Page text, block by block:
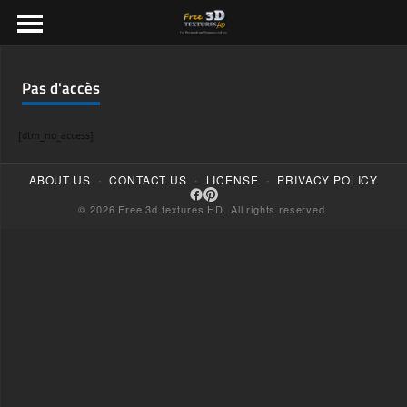
Pas d'accès
[dlm_no_access]
© 2026 Free 3d textures HD. All rights reserved.
ABOUT US · CONTACT US · LICENSE · PRIVACY POLICY